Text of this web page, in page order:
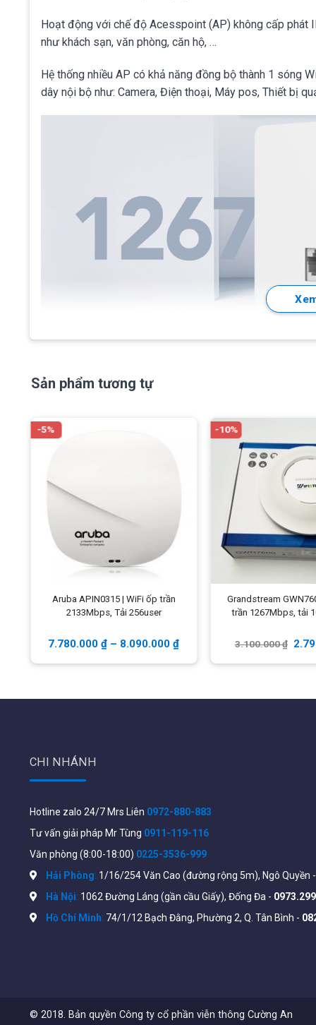
Hoạt động với chế độ Acesspoint (AP) không cấp phát
như khách sạn, văn phòng, căn hộ, …
Hệ thống nhiều AP có khả năng đồng bộ thành 1 sóng
dây nội bộ như: Camera, Điện thoại, Máy pos, Thiết bị
Hỗ trợ 2
Hỗ trợ tối đa110 người dùngvà
Số lượng người dùng truy cập đồng thời đề xuất là
1 cổng 10/100M Uplink, 1 cổng 10/100M Ethernet
Dòng sản phẩm phù hợp cho khách sạn, văn phòng,
Thông số kỹ thuật
Ruijie RG-RAP1200
Sản phẩm tương tự
-5%
Aruba APIN0315 | WiFi ốp trần
2133Mbps, Tải 256user
7.780.000₫ – 8.090.000₫
-10%
Grandstream
trần 1267Mbps, tải
3.100.000₫
CHI NHÁNH
Hotline zalo 24/7 Mrs Liên 0972-880-883
Tư vấn giải pháp Mr Tùng 0911-119-116
Văn phòng (8:00-18:00) 0225-3536-999
Hải Phòng: 1/16/254 Văn Cao (đường rộng 5m), Ngô Quyền
Hà Nội: 1062 Đường Láng (gần cầu Giấy), Đống Đa -
Hồ Chí Minh: 74/1/12 Bạch Đằng, Phường 2, Q. Tân Bình -
© 2018. Bản quyền Công ty cổ phần viễn thông Cường An